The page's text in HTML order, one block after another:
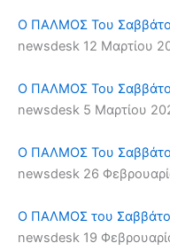
Ο ΠΑΛΜΟΣ Του
newsdesk 12 Μαρτίου
Ο ΠΑΛΜΟΣ Του
newsdesk 5 Μαρτίου
Ο ΠΑΛΜΟΣ Του
newsdesk 26
Ο ΠΑΛΜΟΣ του
newsdesk 19